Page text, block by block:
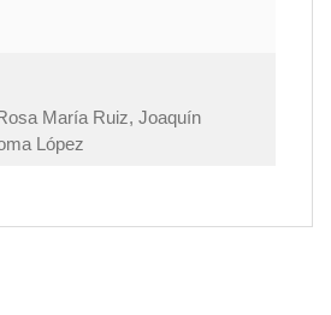
María Ruiz, Joaquín
López